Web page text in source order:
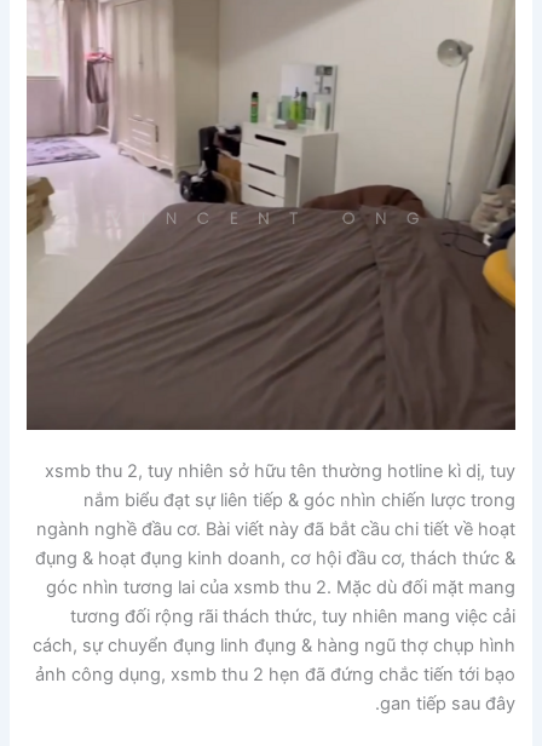
xsmb thu 2, tuy nhiên sở hữu tên thường hotline kì dị, tuy
nắm biểu đạt sự liên tiếp & góc nhìn chiến lược trong
ngành nghề đầu cơ. Bài viết này đã bắt cầu chi tiết về hoạt
đụng & hoạt đụng kinh doanh, cơ hội đầu cơ, thách thức &
góc nhìn tương lai của xsmb thu 2. Mặc dù đối mặt mang
tương đối rộng rãi thách thức, tuy nhiên mang việc cải
cách, sự chuyển đụng linh đụng & hàng ngũ thợ chụp hình
ảnh công dụng, xsmb thu 2 hẹn đã đứng chắc tiến tới bạo
gan tiếp sau đây.